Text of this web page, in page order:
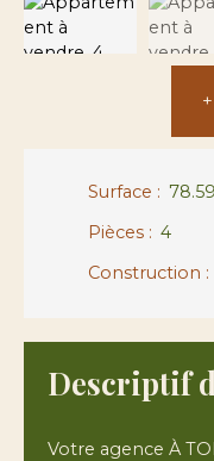
Surface : 78.59
Pièces : 4
Construction :
Descriptif
Votre agence À